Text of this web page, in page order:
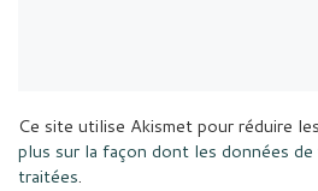
Ce site utilise Akismet pour réduire
plus sur la façon dont les données
traitées.